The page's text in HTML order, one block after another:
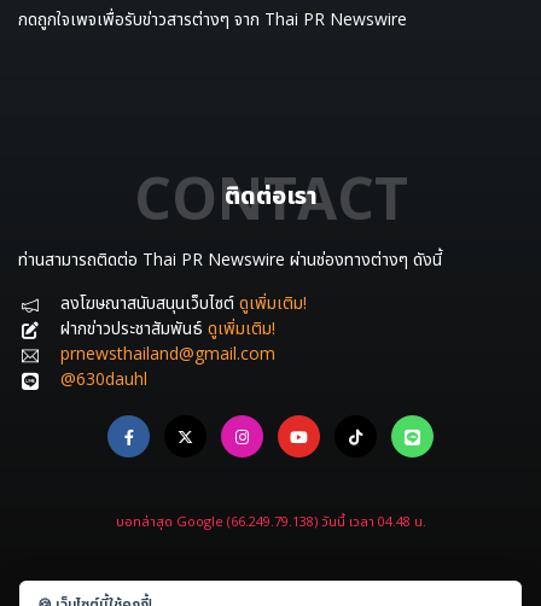
กดถูกใจเพจเพื่อรับข่าวสารต่างๆ จาก Thai PR Newswire
ติดต่อเรา
CONTACT
ท่านสามารถติดต่อ Thai PR Newswire ผ่านช่องทางต่างๆ ดังนี้
ลงโฆษณาสนับสนุนเว็บไซต์ ดูเพิ่มเติม!
ฝากข่าวประชาสัมพันธ์ ดูเพิ่มเติม!
prnewsthailand@gmail.com
@630dauhl
บอทล่าสุด Google (66.249.79.138) วันนี้ เวลา 04.48 น.